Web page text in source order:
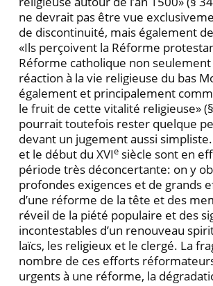
ne devrait pas être vue
de discontinuité, mais également
«Ils perçoivent la Réforme
Réforme catholique non
réaction à la vie religieuse du bas
également et principalement
le fruit de cette vitalité religieuse»
pourrait toutefois rester quelque
devant un jugement aussi
et le début du XVIe siècle sont en
période très déconcertante: on y
profondes exigences et de grands
d’une réforme de la tête et des
réveil de la piété populaire et des
incontestables d’un renouveau
laïcs, les religieux et le clergé. La
nombre de ces efforts
urgents à une réforme, la